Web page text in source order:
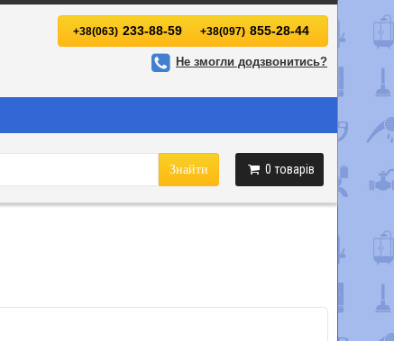
+38(063) 233-88-59 +38(097) 855-28-44
Не змогли додзвонитись?
0 товарів
Знайти